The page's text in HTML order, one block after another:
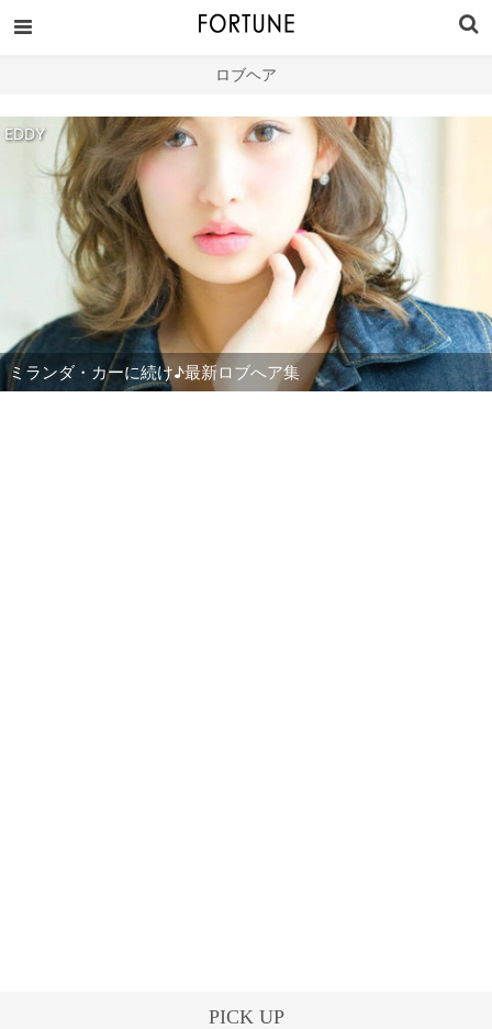
ロブヘア
EDDY
ミランダ・カーに続け♪最新ロブへア集
PICK UP